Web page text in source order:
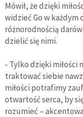
Mówił, że dzięki
widzieć Go w każdym
różnorodnością
dzielić się nimi.
- Tylko dzięki miłości
traktować siebie
miłości potrafimy
otwartość serca, by
rozumieć –